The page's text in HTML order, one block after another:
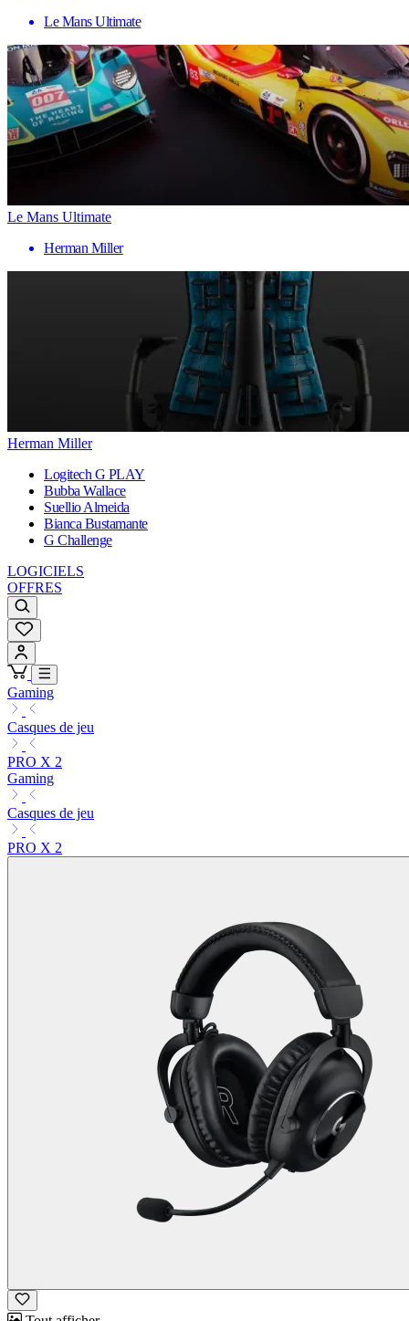
Le Mans Ultimate
Le Mans Ultimate
Herman Miller
Herman Miller
Logitech G PLAY
Bubba Wallace
Suellio Almeida
Bianca Bustamante
G Challenge
LOGICIELS
OFFRES
Gaming
Casques de jeu
PRO X 2
Gaming
Casques de jeu
PRO X 2